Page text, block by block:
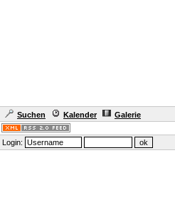
Suchen Kalender Galerie
Login: